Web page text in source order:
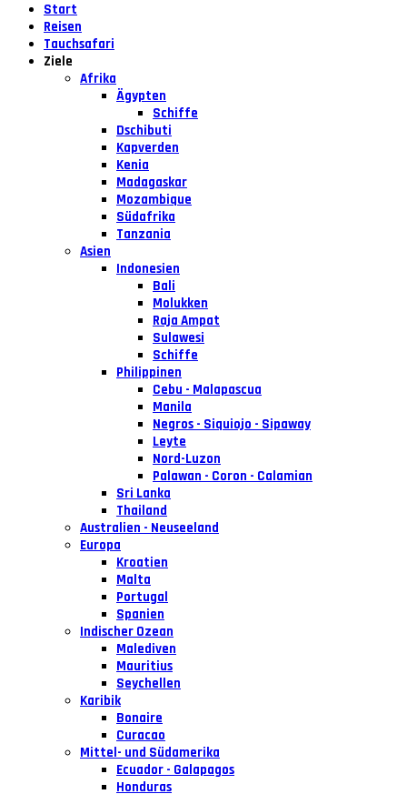
Start
Reisen
Tauchsafari
Ziele
Afrika
Ägypten
Schiffe
Dschibuti
Kapverden
Kenia
Madagaskar
Mozambique
Südafrika
Tanzania
Asien
Indonesien
Bali
Molukken
Raja Ampat
Sulawesi
Schiffe
Philippinen
Cebu - Malapascua
Manila
Negros - Siquiojo - Sipaway
Leyte
Nord-Luzon
Palawan - Coron - Calamian
Sri Lanka
Thailand
Australien - Neuseeland
Europa
Kroatien
Malta
Portugal
Spanien
Indischer Ozean
Malediven
Mauritius
Seychellen
Karibik
Bonaire
Curacao
Mittel- und Südamerika
Ecuador - Galapagos
Honduras